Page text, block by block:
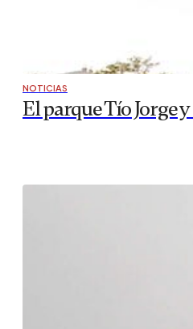
NOTICIAS
El parque Tío Jorge